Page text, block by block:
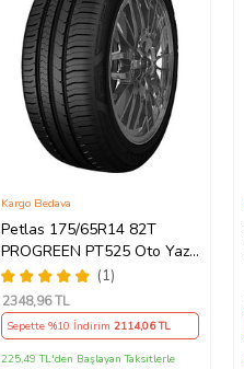
Petlas 175/65R14 82T
PROGREEN PT525 Oto Yaz
Lastiği (Üretim YILI:2025)
(1)
Kargo Bedava
2348,96 TL
Sepette %10 İndirim 2114,06 TL
225,49 TL'den Başlayan Taksitlerle